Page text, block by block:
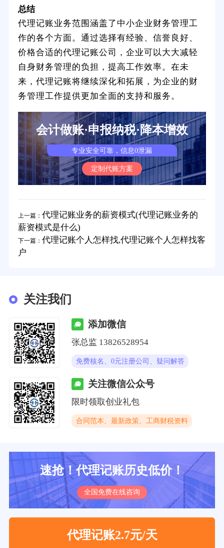
总结
代理记账业务范围涵盖了中小企业财务管理工
作的各个方面。通过选择有经验、信誉良好、
价格合适的代理记账公司，企业可以大大减轻
自身财务管理的负担，提高工作效率。在未
来，代理记账将继续深化和拓展，为企业的财
务管理工作提供更加全面的支持和服务。
会计做账·申报纳税·降本增效
专业安全可靠，信息0泄漏
定制代账方案
上一篇： 代理记账业务的薪资模式(代理记账业务的
薪资模式是什么)
下一篇： 代理记账个人怎样找,代理记账个人怎样找客
户
关注我们
添加微信
张总监 13826528954
免费核名、0元注册公司、疑问解答
关注微信公众号
限时领取创业礼包
合同范本、最新政策、工商财税资料
速抢！代理记账历史低价！
全国免费在线咨询
代理记账2.7元/天